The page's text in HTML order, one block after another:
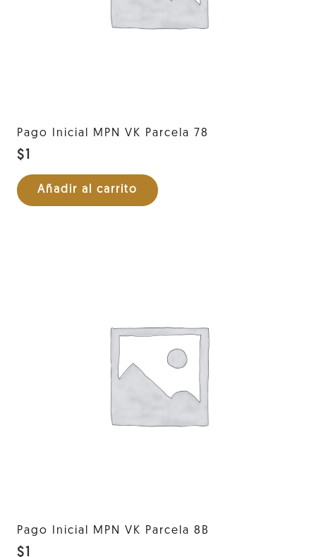
Pago Inicial MPN VK Parcela 78
$1
Añadir al carrito
Pago Inicial MPN VK Parcela 8B
$ 1